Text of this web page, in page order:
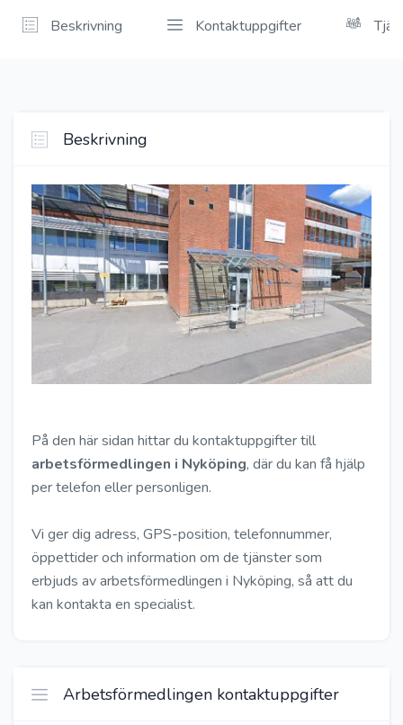
Beskrivning Kontaktuppgifter
Beskrivning
På den här sidan hittar du kontaktuppgifter till
arbetsförmedlingen i Nyköping, där du kan få hjälp
per telefon eller personligen.
Vi ger dig adress, GPS-position, telefonnummer,
öppettider och information om de tjänster som
erbjuds av arbetsförmedlingen i Nyköping, så att du
kan kontakta en specialist.
Arbetsförmedlingen kontaktuppgifter